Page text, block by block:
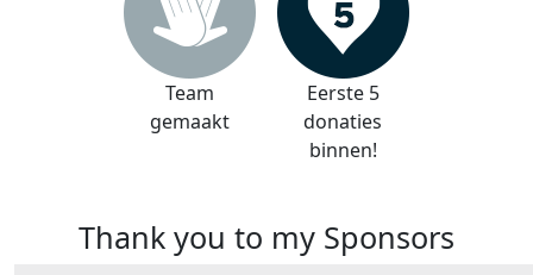
Team
gemaakt
Eerste 5
donaties
binnen!
Thank you to my Sponsors